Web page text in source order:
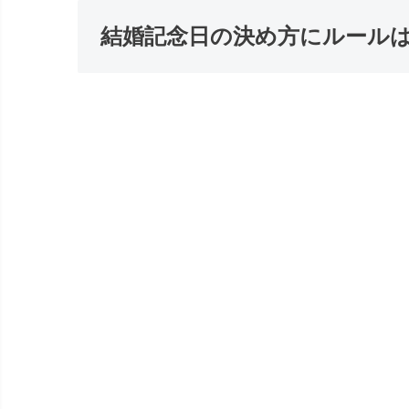
結婚記念日の決め方にルール